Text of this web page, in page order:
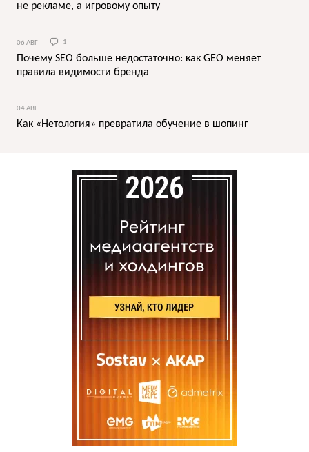
не рекламе, а игровому опыту
06 АВГ 1
Почему SEO больше недостаточно: как GEO меняет
правила видимости бренда
04 АВГ
Как «Нетология» превратила обучение в шопинг